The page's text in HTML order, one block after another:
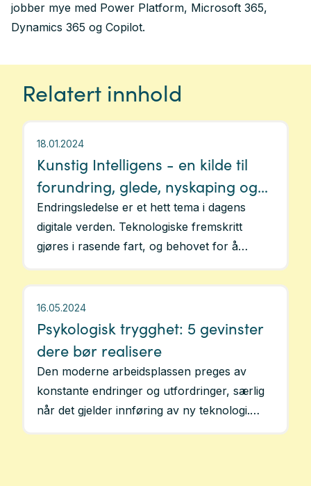
Hvilke hovedfunksjoner har Copilot?
Copilot fungerer primært gjennom
oppgaver som kvalitetssikring av innhold og
datakilder, tilgangsstyring, og integrasjon med
Hvordan kan Crayon Consulting hjelpe oss med å
implementere Copilot?
Crayon Consulting tilbyr et “Bli klar for Copilot”-
opplegg som inkluderer kvalitetssikring av innhold,
rydding av tilganger, forståelse og bruk av Copilot,
opplæring for ansatte, og etablering av
forvaltning.
Hva er fordelene med proaktiv forvaltning av
Copilot?
Med proaktiv forvaltning sikrer Crayon Consulting
at dere får mest mulig ut av Copilot, støtter IT-
avdelingen, og hjelper til med å løse eventuelle
problemer som oppstår.
jobber mye med Power Platform, Microsoft 365,
Dynamics 365 og Copilot.
Relatert innhold
18.01.2024
Kunstig Intelligens - en kilde til
forundring, glede, nyskaping og
frykt
Endringsledelse er et hett tema i dagens
digitale verden. Teknologiske fremskritt
gjøres i rasende fart, og behovet for å
av den enkelte ansatte og bedriften som
sådan. Kunstig Intelligens (KI ) har skapt
mange overskrifter den seneste tiden og ikke
alle er av positive karakter. Denne artikkelen
16.05.2024
Psykologisk trygghet: 5 gevinster
dere bør realisere
Den moderne arbeidsplassen preges av
konstante endringer og utfordringer, særlig
når det gjelder innføring av ny teknologi.